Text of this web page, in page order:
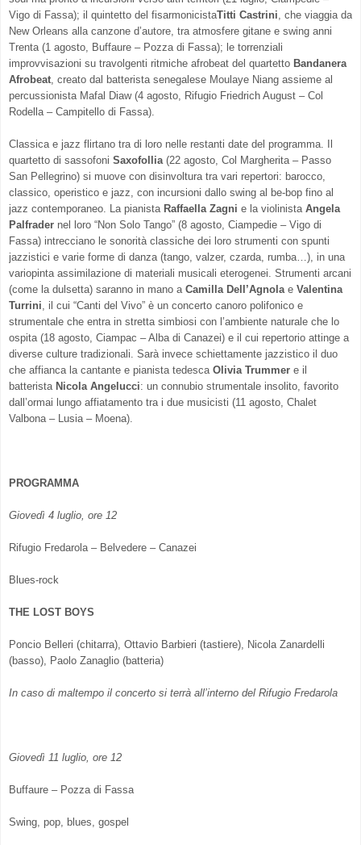
Vigo di Fassa); il quintetto del fisarmonicistaTitti Castrini , che viaggia da
New Orleans alla canzone d’autore, tra atmosfere gitane e swing anni
Trenta (1 agosto, Buffaure – Pozza di Fassa); le torrenziali
improvvisazioni su travolgenti ritmiche afrobeat del quartetto Bandanera
Afrobeat , creato dal batterista senegalese Moulaye Niang assieme al
percussionista Mafal Diaw (4 agosto, Rifugio Friedrich August – Col
Rodella – Campitello di Fassa).
Classica e jazz flirtano tra di loro nelle restanti date del programma. Il
quartetto di sassofoni Saxofollia (22 agosto, Col Margherita – Passo
San Pellegrino) si muove con disinvoltura tra vari repertori: barocco,
classico, operistico e jazz, con incursioni dallo swing al be-bop fino al
jazz contemporaneo. La pianista Raffaella Zagni e la violinista Angela
Palfrader nel loro “Non Solo Tango” (8 agosto, Ciampedie – Vigo di
Fassa) intrecciano le sonorità classiche dei loro strumenti con spunti
jazzistici e varie forme di danza (tango, valzer, czarda, rumba…), in una
variopinta assimilazione di materiali musicali eterogenei. Strumenti arcani
(come la dulsetta) saranno in mano a Camilla Dell’Agnola e Valentina
Turrini , il cui “Canti del Vivo” è un concerto canoro polifonico e
strumentale che entra in stretta simbiosi con l’ambiente naturale che lo
ospita (18 agosto, Ciampac – Alba di Canazei) e il cui repertorio attinge a
diverse culture tradizionali. Sarà invece schiettamente jazzistico il duo
che affianca la cantante e pianista tedesca Olivia Trummer e il
batterista Nicola Angelucci: un connubio strumentale insolito, favorito
dall’ormai lungo affiatamento tra i due musicisti (11 agosto, Chalet
Valbona – Lusia – Moena).
PROGRAMMA
Giovedì 4 luglio, ore 12
Rifugio Fredarola – Belvedere – Canazei
Blues-rock
THE LOST BOYS
Poncio Belleri (chitarra), Ottavio Barbieri (tastiere), Nicola Zanardelli
(basso), Paolo Zanaglio (batteria)
In caso di maltempo il concerto si terrà all’interno del Rifugio Fredarola
Giovedì 11 luglio, ore 12
Buffaure – Pozza di Fassa
Swing, pop, blues, gospel